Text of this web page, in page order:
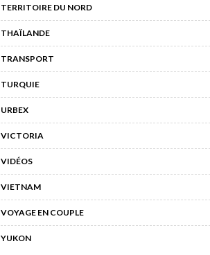
TERRITOIRE DU NORD
THAÏLANDE
TRANSPORT
TURQUIE
URBEX
VICTORIA
VIDÉOS
VIETNAM
VOYAGE EN COUPLE
YUKON